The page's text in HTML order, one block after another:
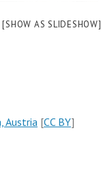
[SHOW AS SLIDESHOW]
Austria [CC BY]